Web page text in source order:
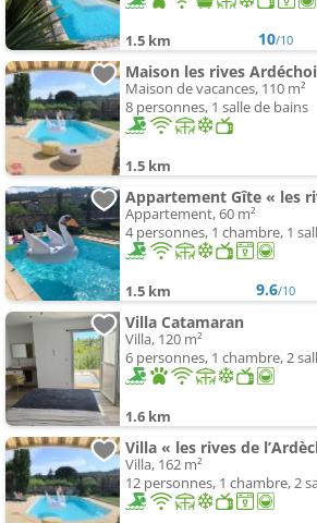
1.5 km 10/10
Maison les rives
Maison de vacances, 110 m²
8 personnes, 1 salle de bains
1.5 km
Appartement Gîte « les
Appartement, 60 m²
4 personnes, 1 chambre, 1
1.5 km 9.6/10
Villa Catamaran
Villa, 120 m²
6 personnes, 1 chambre, 2
1.6 km
Villa « les rives de
Villa, 162 m²
12 personnes, 1 chambre, 2